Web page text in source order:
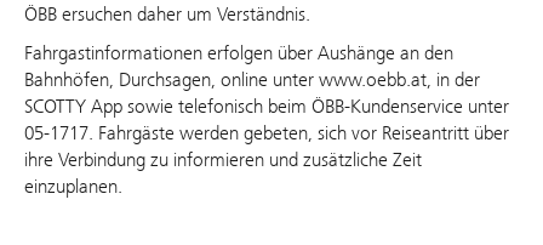
ÖBB ersuchen daher um Verständnis.
Fahrgastinformationen erfolgen über Aushänge an den
Bahnhöfen, Durchsagen, online unter www.oebb.at, in der
SCOTTY App sowie telefonisch beim ÖBB‑Kundenservice unter
05‑1717. Fahrgäste werden gebeten, sich vor Reiseantritt über
ihre Verbindung zu informieren und zusätzliche Zeit
einzuplanen.